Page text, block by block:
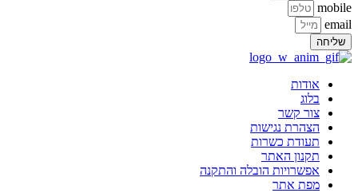
שליחה
אודות
בלוג
צור קשר
הצהרת נגישות
תעודת כשרות
תקנון האתר
אפשרויות הובלה והתקנה
מפת אתר